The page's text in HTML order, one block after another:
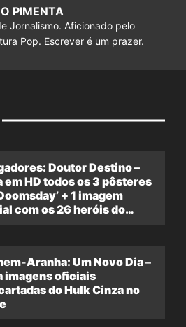
PIMENTA
Jornalismo. Aficionado pelo
Pop. Escrever é um prazer.
Doutor Destino –
em HD todos os 3 pôsteres
+ 1 imagem
com os 26 heróis do
Aranha: Um Novo Dia –
imagens oficiais
do Hulk Cinza no